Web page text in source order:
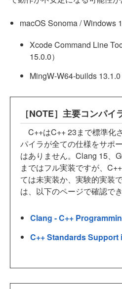
macOS Sonoma / Windows
Xcode Command Line
15.0.0）
MingW-W64-builds 13.1.0
［NOTE］主要コンパ
C++はC++ 23まで標準化
パイラが全ての仕様をサポ
はありません。Clang 15、
まではフル実装ですが、
ては未実装か、実験的実装
は、以下のページで確認でき
Clang - C++
C++ Standards Support